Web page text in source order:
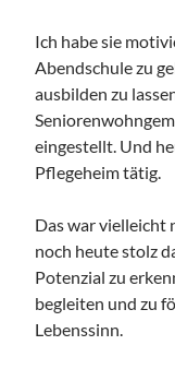
Ich habe sie
Abendschule zu
ausbilden zu
eingestellt. Und
Pflegeheim tätig.
Das war vielleicht
noch heute stolz
Potenzial zu
begleiten und zu
Lebenssinn.